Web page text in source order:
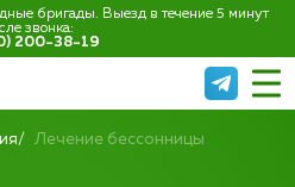
бригады. Выезд в течение 5 минут
звонка:
200-38-19
Лечение бессонницы